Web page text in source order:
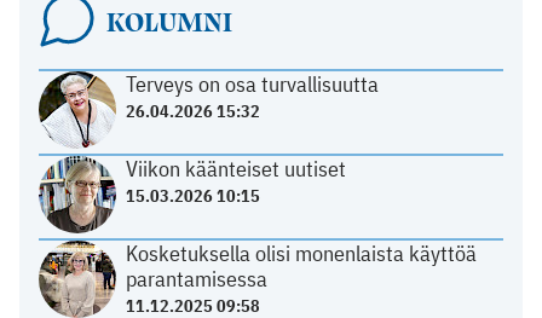
KOLUMNI
Terveys on osa turvallisuutta
26.04.2026 15:32
Viikon käänteiset uutiset
15.03.2026 10:15
Kosketuksella olisi monenlaista käyttöä
parantamisessa
11.12.2025 09:58